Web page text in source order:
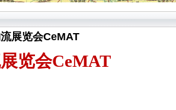
展览会CeMAT
览会CeMAT